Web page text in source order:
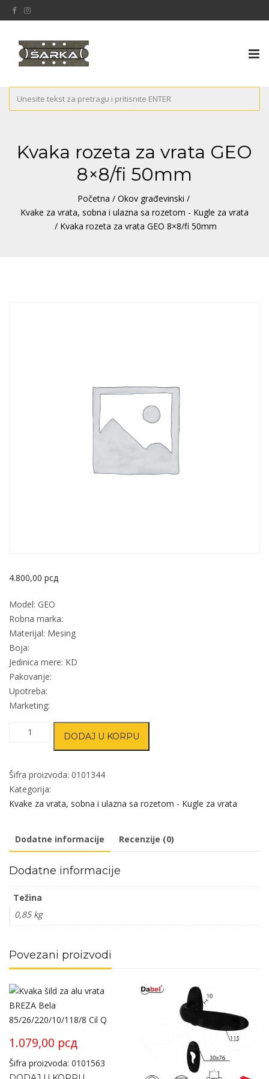
Kvaka rozeta za vrata GEO
8×8/fi 50mm
Početna / Okov građevinski /
Kvake za vrata, sobna i ulazna sa rozetom - Kugle za vrata
/ Kvaka rozeta za vrata GEO 8×8/fi 50mm
4.800,00 рсд
Model: GEO
Robna marka:
Materijal: Mesing
Boja:
Jedinica mere: KD
Pakovanje:
Upotreba:
Marketing:
Kvaka
vrata
GEO
8x8/fi
DODAJ U KORPU
Šifra proizvoda: 0101344
Kategorija:
Kvake za vrata, sobna i ulazna sa rozetom - Kugle za vrata
Dodatne informacije Recenzije (0)
Dodatne informacije
Težina
0,85 kg
Povezani proizvodi
1.079,00 рсд
Šifra proizvoda: 0101563